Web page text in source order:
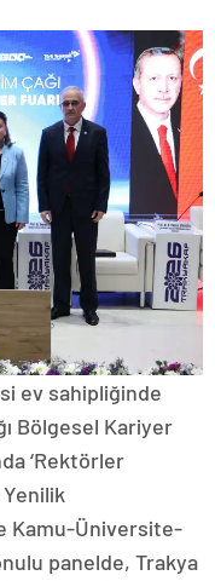
ev sahipliğinde
Bölgesel Kariyer
‘Rektörler
Kamu-Üniversite-
panelde, Trakya